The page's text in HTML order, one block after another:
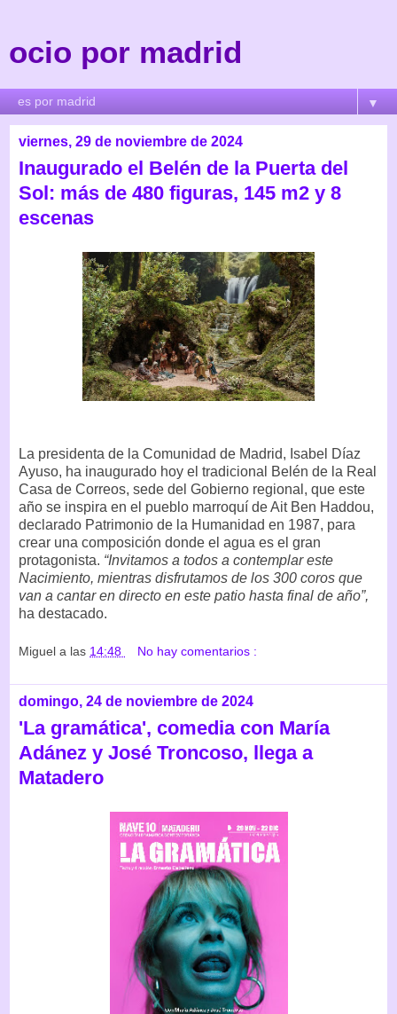
ocio por madrid
▼
viernes, 29 de noviembre de 2024
Inaugurado el Belén de la Puerta del
Sol: más de 480 figuras, 145 m2 y 8
escenas
La presidenta de la Comunidad de Madrid, Isabel Díaz
Ayuso, ha inaugurado hoy el tradicional Belén de la Real
Casa de Correos, sede del Gobierno regional, que este
año se inspira en el pueblo marroquí de Ait Ben Haddou,
declarado Patrimonio de la Humanidad en 1987, para
crear una composición donde el agua es el gran
protagonista. “Invitamos a todos a contemplar este
Nacimiento, mientras disfrutamos de los 300 coros que
van a cantar en directo en este patio hasta final de año”,
ha destacado.
Miguel a las 14:48 No hay comentarios :
domingo, 24 de noviembre de 2024
'La gramática', comedia con María
Adánez y José Troncoso, llega a
Matadero